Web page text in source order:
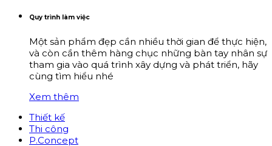
Quy trình làm việc
Một sản phẩm đẹp cần nhiều thời gian để thực hiện,
và còn cần thêm hàng chục những bàn tay nhân sự
tham gia vào quá trình xây dựng và phát triển, hãy
cùng tìm hiểu nhé
Xem thêm
Thiết kế
Thi công
P.Concept